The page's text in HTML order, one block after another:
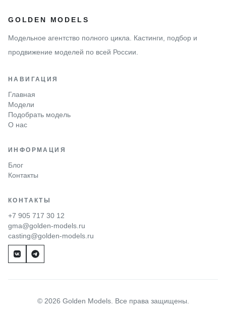
GOLDEN MODELS
Модельное агентство полного цикла. Кастинги, подбор и
продвижение моделей по всей России.
НАВИГАЦИЯ
Главная
Модели
Подобрать модель
О нас
ИНФОРМАЦИЯ
Блог
Контакты
КОНТАКТЫ
+7 905 717 30 12
gma@golden-models.ru
casting@golden-models.ru
© 2026 Golden Models. Все права защищены.